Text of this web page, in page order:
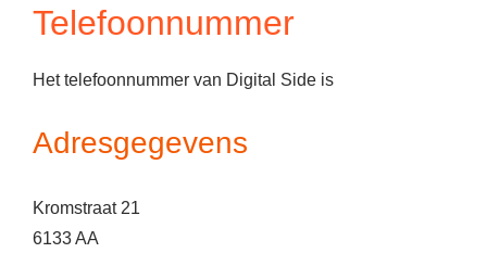
Telefoonnummer
Het telefoonnummer van Digital Side is
Adresgegevens
Kromstraat 21
6133 AA